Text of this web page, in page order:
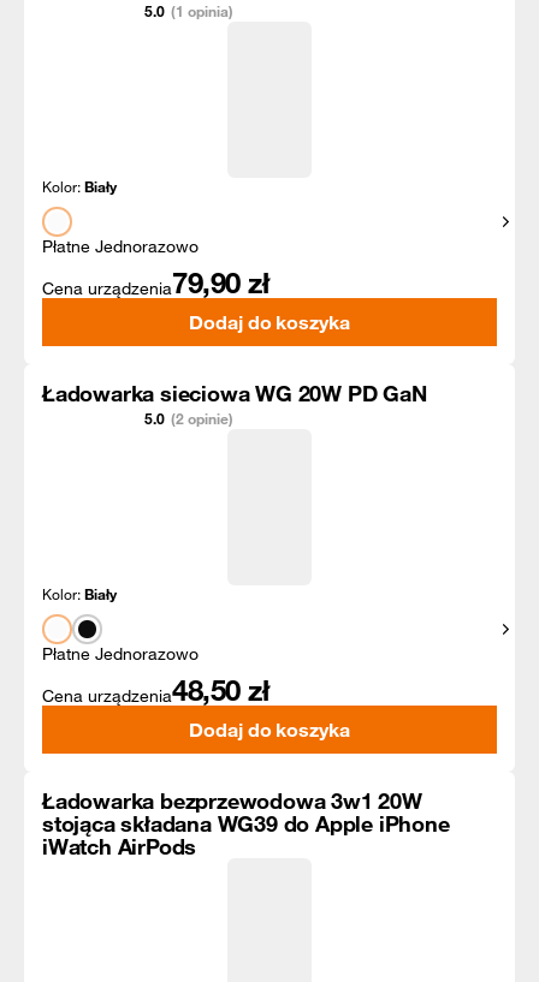
5.0 (1 opinia)
Kolor:Biały
Płatne Jednorazowo
Cena urządzenia79,90 zł
Dodaj do koszyka
Ładowarka sieciowa WG 20W PD GaN
5.0 (2 opinie)
Kolor:Biały
Płatne Jednorazowo
Cena urządzenia48,50 zł
Dodaj do koszyka
Ładowarka bezprzewodowa 3w1 20W
stojąca składana WG39 do Apple iPhone
iWatch AirPods